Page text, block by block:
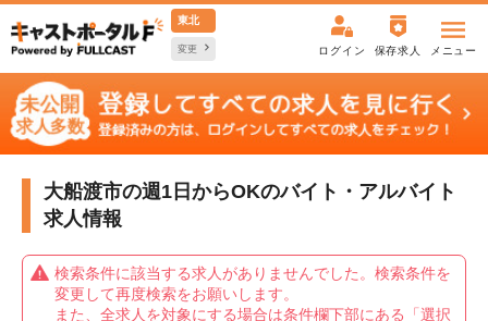
東北
変更 ログイン 保存求人 メニュー
大船渡市の週1日からOKのバイト・アルバイト
求人情報
検索条件に該当する求人がありませんでした。検索条件を
変更して再度検索をお願いします。
また、全求人を対象にする場合は条件欄下部にある「選択